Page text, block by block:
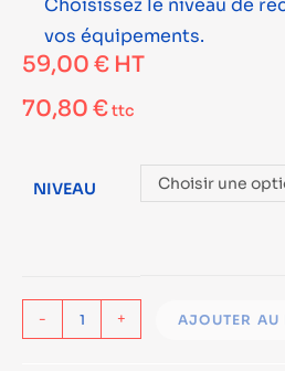
Choisissez le niveau de
vos équipements.
59,00 € HT
70,80 €ttc
NIVEAU Choisir une
- + AJOUTER AU